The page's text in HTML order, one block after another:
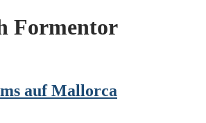
Formentor
auf Mallorca